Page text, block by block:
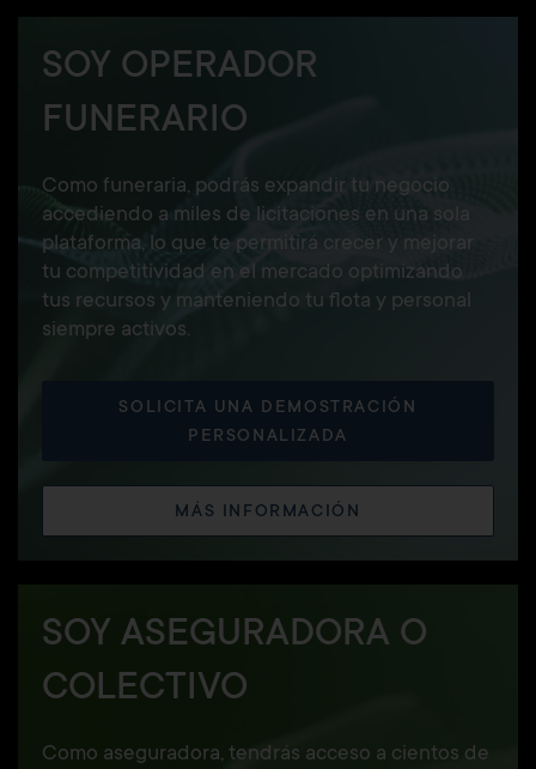
SOY OPERADOR
FUNERARIO
Como funeraria, podrás expandir tu negocio
accediendo a miles de licitaciones en una sola
plataforma, lo que te permitirá crecer y mejorar
tu competitividad en el mercado optimizando
tus recursos y manteniendo tu flota y personal
siempre activos.
SOLICITA UNA DEMOSTRACIÓN
PERSONALIZADA
MÁS INFORMACIÓN
SOY ASEGURADORA O
COLECTIVO
Como aseguradora, tendrás acceso a cientos de